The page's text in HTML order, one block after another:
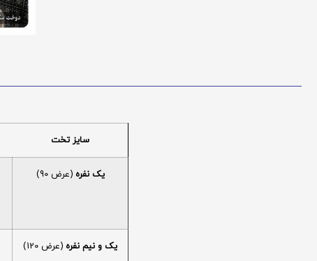
سایز تخت
یک نفره (عرض 90)
یک و نیم نفره (عرض 120)